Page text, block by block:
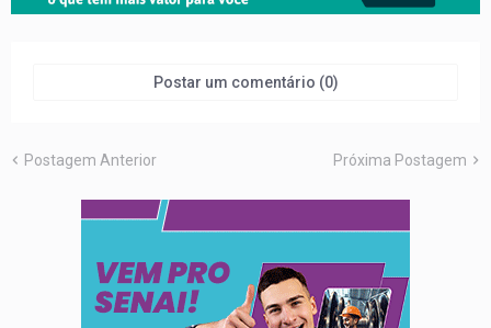
Postar um comentário (0)
Postagem Anterior Próxima Postagem